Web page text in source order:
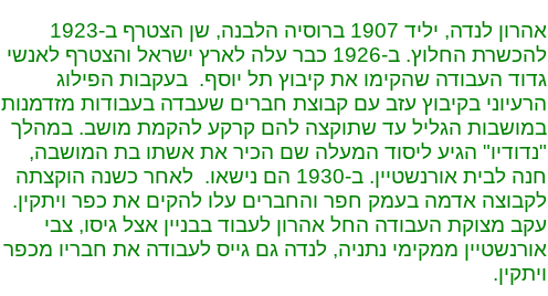
אהרון לנדה, יליד 1907 ברוסיה הלבנה, שן הצטרף ב-1923
להכשרת החלוץ. ב-1926 כבר עלה לארץ ישראל והצטרף לאנשי
גדוד העבודה שהקימו את קיבוץ תל יוסף. בעקבות הפילוג
הרעיוני בקיבוץ עזב עם קבוצת חברים שעבדה בעבודות מזדמנות
במושבות הגליל עד שתוקצה להם קרקע להקמת מושב. במהלך
"נדודיו" הגיע ליסוד המעלה שם הכיר את אשתו בת המושבה,
חנה לבית אורנשטיין. ב-1930 הם נישאו. לאחר כשנה הוקצתה
לקבוצה אדמה בעמק חפר והחברים עלו להקים את כפר ויתקין.
עקב מצוקת העבודה החל אהרון לעבוד בבניין אצל גיסו, צבי
אורנשטיין ממקימי נתניה, לנדה גם גייס לעבודה את חבריו מכפר
ויתקין.